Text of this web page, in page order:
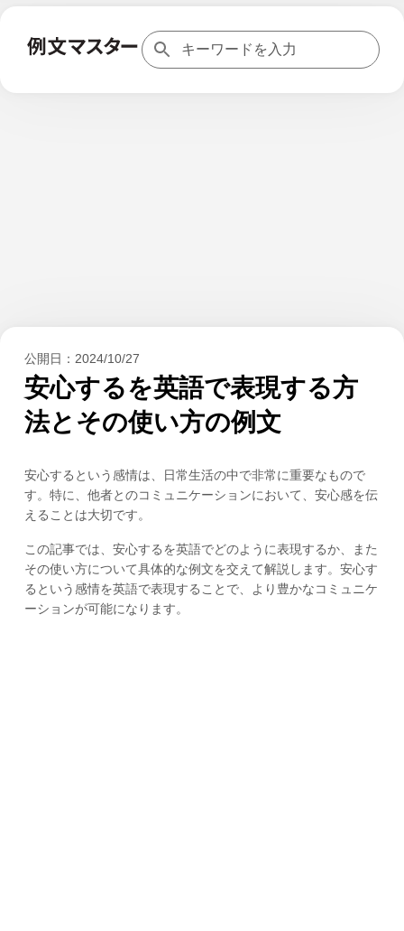
公開日： 2024/10/27
安心するを英語で表現する方
法とその使い方の例文
安心するという感情は、日常生活の中で非常に重要なもので
す。特に、他者とのコミュニケーションにおいて、安心感を伝
えることは大切です。
この記事では、安心するを英語でどのように表現するか、また
その使い方について具体的な例文を交えて解説します。安心す
るという感情を英語で表現することで、より豊かなコミュニケ
ーションが可能になります。